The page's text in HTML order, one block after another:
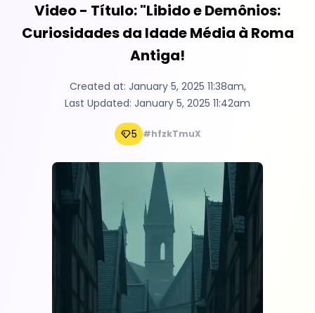
Video - Título: "Libido e Demônios:
Curiosidades da Idade Média à Roma
Antiga!
Created at: January 5, 2025 11:38am,
Last Updated: January 5, 2025 11:42am
5 #hfzkTmuX